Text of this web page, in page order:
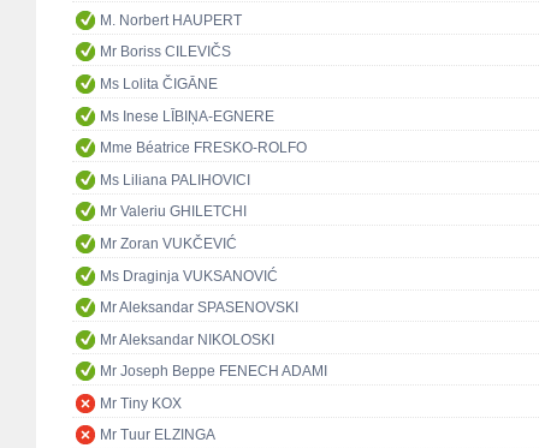
M. Norbert HAUPERT
Mr Boriss CILEVIČS
Ms Lolita ČIGĀNE
Ms Inese LĪBIŅA-EGNERE
Mme Béatrice FRESKO-ROLFO
Ms Liliana PALIHOVICI
Mr Valeriu GHILETCHI
Mr Zoran VUKČEVIĆ
Ms Draginja VUKSANOVIĆ
Mr Aleksandar SPASENOVSKI
Mr Aleksandar NIKOLOSKI
Mr Joseph Beppe FENECH ADAMI
Mr Tiny KOX
Mr Tuur ELZINGA